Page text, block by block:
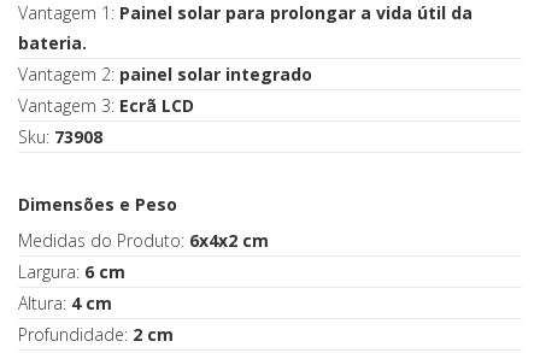
Vantagem 1: Painel solar para prolongar a vida útil da
bateria.
Vantagem 2: painel solar integrado
Vantagem 3: Ecrã LCD
Sku: 73908
Dimensões e Peso
Medidas do Produto: 6x4x2 cm
Largura: 6 cm
Altura: 4 cm
Profundidade: 2 cm